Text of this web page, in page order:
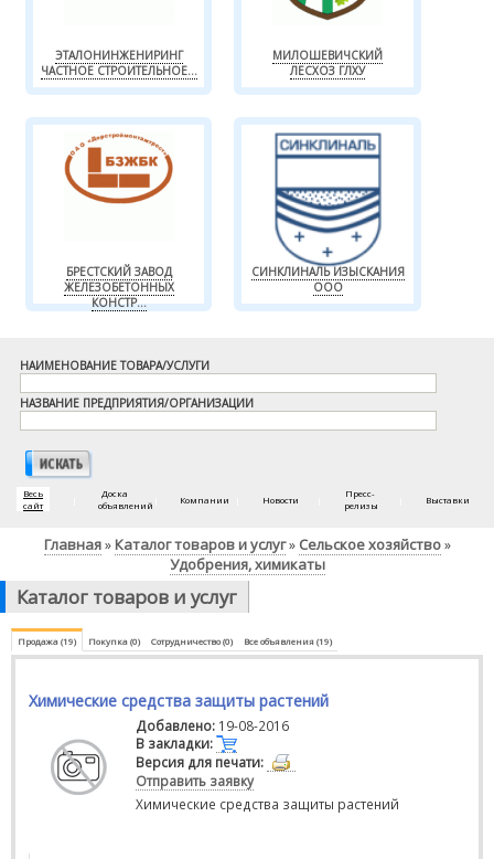
ЭТАЛОНИНЖЕНИРИНГ
ЧАСТНОЕ СТРОИТЕЛЬНОЕ...
МИЛОШЕВИЧСКИЙ
ЛЕСХОЗ ГЛХУ
БРЕСТСКИЙ ЗАВОД
ЖЕЛЕЗОБЕТОННЫХ
КОНСТР...
СИНКЛИНАЛЬ ИЗЫСКАНИЯ
ООО
НАИМЕНОВАНИЕ ТОВАРА/УСЛУГИ
НАЗВАНИЕ ПРЕДПРИЯТИЯ/ОРГАНИЗАЦИИ
Весь
сайт
Доска
объявлений
Компании Новости
Пресс-
релизы
Выставки
Главная» Каталог товаров и услуг» Сельское хозяйство»
Удобрения, химикаты
Каталог товаров и услуг
Продажа (19) Покупка (0) Сотрудничество (0) Все объявления (19)
Химические средства защиты растений
Добавлено: 19-08-2016
В закладки:
Версия для печати:
Отправить заявку
Химические средства защиты растений